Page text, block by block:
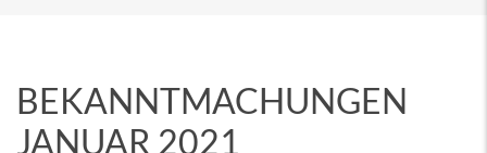
BEKANNTMACHUNGEN
JANUAR 2021